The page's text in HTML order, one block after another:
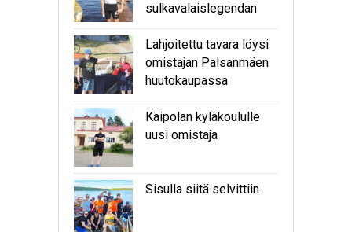
sulkavalaislegendan
Lahjoitettu tavara löysi
omistajan Palsanmäen
huutokaupassa
Kaipolan kyläkoululle
uusi omistaja
Sisulla siitä selvittiin